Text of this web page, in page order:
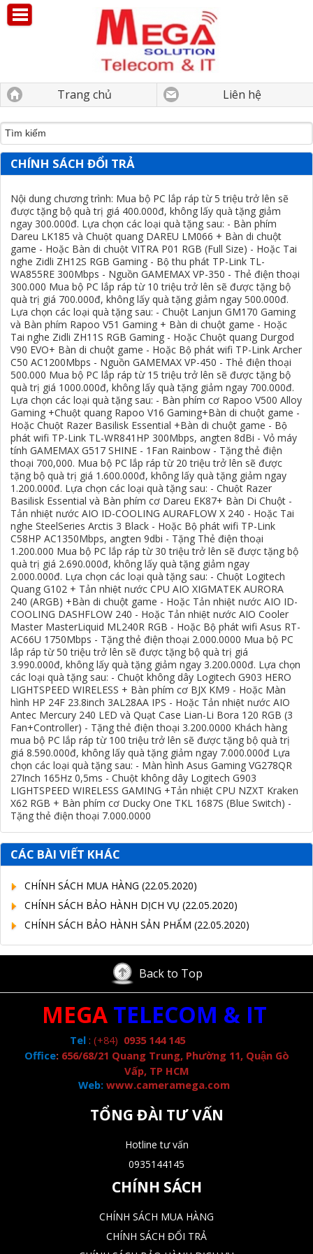
Trang chủ Liên hệ
CHÍNH SÁCH ĐỔI TRẢ
Nội dung chương trình: Mua bộ PC lắp ráp từ 5 triệu trở lên sẽ
được tặng bộ quà trị giá 400.000đ, không lấy quà tặng giảm
ngay 300.000đ. Lựa chọn các loại quà tặng sau: - Bàn phím
Dareu LK185 và Chuột quang DAREU LM066 + Bàn di chuột
game - Hoặc Bàn di chuột VITRA P01 RGB (Full Size) - Hoặc Tai
nghe Zidli ZH12S RGB Gaming - Bộ thu phát TP-Link TL-
WA855RE 300Mbps - Nguồn GAMEMAX VP-350 - Thẻ điện thoại
300.000 Mua bộ PC lắp ráp từ 10 triệu trở lên sẽ được tặng bộ
quà trị giá 700.000đ, không lấy quà tặng giảm ngay 500.000đ.
Lựa chọn các loại quà tặng sau: - Chuột Lanjun GM170 Gaming
và Bàn phím Rapoo V51 Gaming + Bàn di chuột game - Hoặc
Tai nghe Zidli ZH11S RGB Gaming - Hoặc Chuột quang Durgod
V90 EVO+ Bàn di chuột game - Hoặc Bộ phát wifi TP-Link Archer
C50 AC1200Mbps - Nguồn GAMEMAX VP-450 - Thẻ điện thoại
500.000 Mua bộ PC lắp ráp từ 15 triệu trở lên sẽ được tặng bộ
quà trị giá 1000.000đ, không lấy quà tặng giảm ngay 700.000đ.
Lựa chọn các loại quà tặng sau: - Bàn phím cơ Rapoo V500 Alloy
Gaming +Chuột quang Rapoo V16 Gaming+Bàn di chuột game -
Hoặc Chuột Razer Basilisk Essential +Bàn di chuột game - Bộ
phát wifi TP-Link TL-WR841HP 300Mbps, angten 8dBi - Vỏ máy
tính GAMEMAX G517 SHINE - 1Fan Rainbow - Tặng thẻ điện
thoại 700,000. Mua bộ PC lắp ráp từ 20 triệu trở lên sẽ được
tặng bộ quà trị giá 1.600.000đ, không lấy quà tặng giảm ngay
1.200.000đ. Lựa chọn các loại quà tặng sau: - Chuột Razer
Basilisk Essential và Bàn phím cơ Dareu EK87+ Bàn Di Chuột -
Tản nhiệt nước AIO ID-COOLING AURAFLOW X 240 - Hoặc Tai
nghe SteelSeries Arctis 3 Black - Hoặc Bộ phát wifi TP-Link
C58HP AC1350Mbps, angten 9dbi - Tặng Thẻ điện thoại
1.200.000 Mua bộ PC lắp ráp từ 30 triệu trở lên sẽ được tặng bộ
quà trị giá 2.690.000đ, không lấy quà tặng giảm ngay
2.000.000đ. Lựa chọn các loại quà tặng sau: - Chuột Logitech
Quang G102 + Tản nhiệt nước CPU AIO XIGMATEK AURORA
240 (ARGB) +Bàn di chuột game - Hoặc Tản nhiệt nước AIO ID-
COOLING DASHFLOW 240 - Hoặc Tản nhiệt nước AIO Cooler
Master MasterLiquid ML240R RGB - Hoặc Bộ phát wifi Asus RT-
AC66U 1750Mbps - Tặng thẻ điện thoại 2.000.0000 Mua bộ PC
lắp ráp từ 50 triệu trở lên sẽ được tặng bộ quà trị giá
3.990.000đ, không lấy quà tặng giảm ngay 3.200.000đ. Lựa chọn
các loại quà tặng sau: - Chuột không dây Logitech G903 HERO
LIGHTSPEED WIRELESS + Bàn phím cơ BJX KM9 - Hoặc Màn
hình HP 24F 23.8inch 3AL28AA IPS - Hoặc Tản nhiệt nước AIO
Antec Mercury 240 LED và Quạt Case Lian-Li Bora 120 RGB (3
Fan+Controller) - Tặng thẻ điện thoại 3.200.0000 Khách hàng
mua bộ PC lắp ráp từ 100 triệu trở lên sẽ được tặng bộ quà trị
giá 8.590.000đ, không lấy quà tặng giảm ngay 7.000.000đ Lựa
chọn các loại quà tặng sau: - Màn hình Asus Gaming VG278QR
27Inch 165Hz 0,5ms - Chuột không dây Logitech G903
LIGHTSPEED WIRELESS GAMING +Tản nhiệt CPU NZXT Kraken
X62 RGB + Bàn phím cơ Ducky One TKL 1687S (Blue Switch) -
Tặng thẻ điện thoại 7.000.0000
CÁC BÀI VIẾT KHÁC
CHÍNH SÁCH MUA HÀNG (22.05.2020)
CHÍNH SÁCH BẢO HÀNH DỊCH VỤ (22.05.2020)
CHÍNH SÁCH BẢO HÀNH SẢN PHẨM (22.05.2020)
Back to Top
MEGA TELECOM & IT
Tel: (+84) 0935 144 145
Office: 656/68/21 Quang Trung, Phường 11, Quận Gò
Vấp, TP HCM
Web: www.cameramega.com
TỔNG ĐÀI TƯ VẤN
Hotline tư vấn
0935144145
CHÍNH SÁCH
CHÍNH SÁCH MUA HÀNG
CHÍNH SÁCH ĐỔI TRẢ